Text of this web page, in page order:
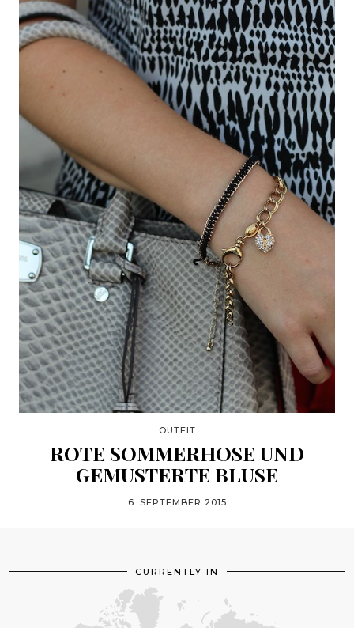
OUTFIT
ROTE SOMMERHOSE UND
GEMUSTERTE BLUSE
6. SEPTEMBER 2015
CURRENTLY IN